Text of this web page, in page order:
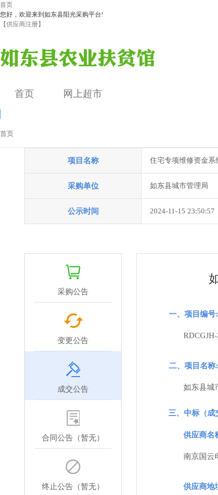
首页
您好，欢迎来到如东县阳光采购平台!
【供应商注册】
首页 网上超市
首页
公告详情
项目名称 住宅专项维修资金系
采购单位 如东县城市管理局
公示时间 2024-11-15 23:50:57
采购公告
变更公告
成交公告
合同公告（暂无）
终止公告（暂无）
一、项目编号:
RDCGJH-
二、项目名称:
如东县城
三、中标（成
供应商名
南京国云
供应商地